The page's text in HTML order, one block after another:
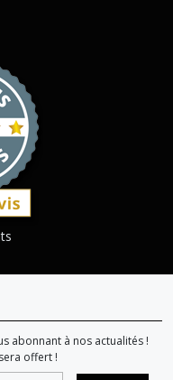
abonnant à nos actualités !
offert !